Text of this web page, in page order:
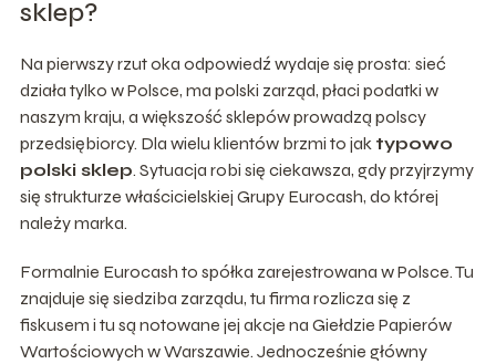
sklep?
Na pierwszy rzut oka odpowiedź wydaje się prosta: sieć
działa tylko w Polsce, ma polski zarząd, płaci podatki w
naszym kraju, a większość sklepów prowadzą polscy
przedsiębiorcy. Dla wielu klientów brzmi to jak typowo
polski sklep. Sytuacja robi się ciekawsza, gdy przyjrzymy
się strukturze właścicielskiej Grupy Eurocash, do której
należy marka.
Formalnie Eurocash to spółka zarejestrowana w Polsce. Tu
znajduje się siedziba zarządu, tu firma rozlicza się z
fiskusem i tu są notowane jej akcje na Giełdzie Papierów
Wartościowych w Warszawie. Jednocześnie główny